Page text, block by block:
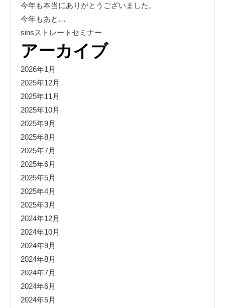
今年も本当にありがとうございました。
今年もあと…
sinsストレートセミナー
アーカイブ
2026年1月
2025年12月
2025年11月
2025年10月
2025年9月
2025年8月
2025年7月
2025年6月
2025年5月
2025年4月
2025年3月
2024年12月
2024年10月
2024年9月
2024年8月
2024年7月
2024年6月
2024年5月